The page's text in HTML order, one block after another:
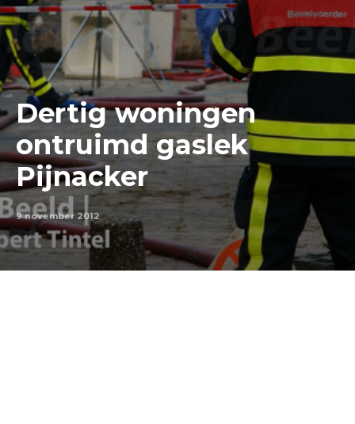
Dertig woningen
ontruimd gaslek
Pijnacker
9 november 2012